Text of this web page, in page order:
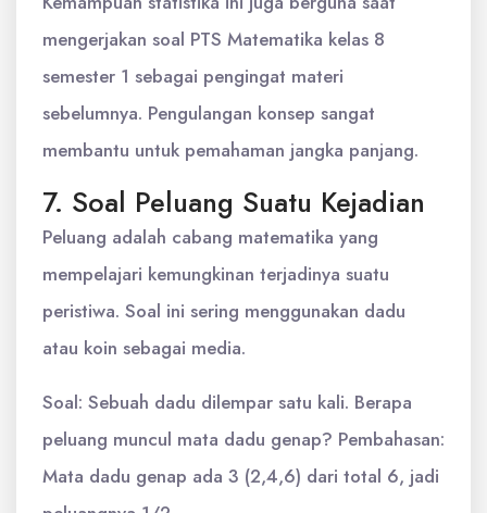
mengerjakan soal PTS Matematika kelas 8
semester 1 sebagai pengingat materi
sebelumnya. Pengulangan konsep sangat
membantu untuk pemahaman jangka panjang.
7. Soal Peluang Suatu Kejadian
Peluang adalah cabang matematika yang
mempelajari kemungkinan terjadinya suatu
peristiwa. Soal ini sering menggunakan dadu
atau koin sebagai media.
Soal: Sebuah dadu dilempar satu kali. Berapa
peluang muncul mata dadu genap? Pembahasan:
Mata dadu genap ada 3 (2,4,6) dari total 6, jadi